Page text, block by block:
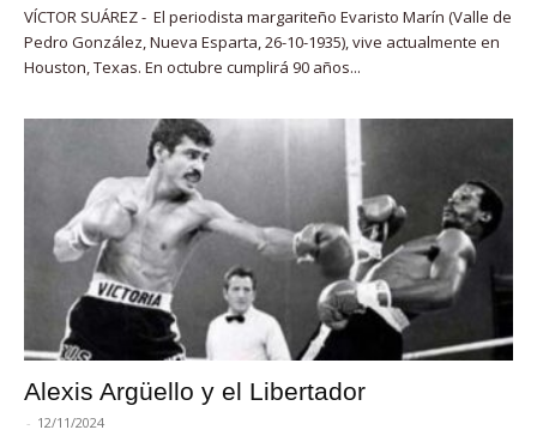
VÍCTOR SUÁREZ - El periodista margariteño Evaristo Marín (Valle de
Pedro González, Nueva Esparta, 26-10-1935), vive actualmente en
Houston, Texas. En octubre cumplirá 90 años...
Alexis Argüello y el Libertador
- 12/11/2024